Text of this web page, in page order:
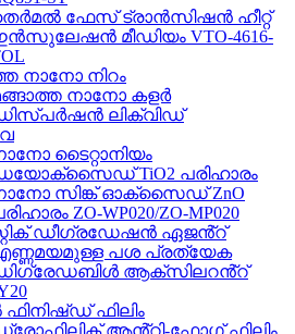
ഫേസ് ട്രാൻസിഷൻ ഹീറ്റ്
മീഡിയം VTO-4616-
നാനോ നിറം
നാനോ കളർ
ലിക്വിഡ്
ടൈറ്റാനിയം
TiO2 പരിഹാരം
സിങ്ക് ഓക്സൈഡ് ZnO
ZO-WP020/ZO-MP020
ഡീഗ്രഡേഷൻ ഏജൻ്റ്
പശ പ്രത്യേക
ആക്സിലറൻ്റ്
ഫിലിം
ആൻ്റി-ഫോഗ് ഫിലിം